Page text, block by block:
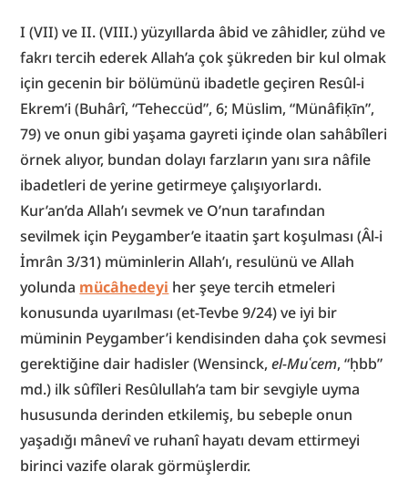
I (VII) ve II. (VIII.) yüzyıllarda âbid ve zâhidler, zühd ve
fakrı tercih ederek Allah’a çok şükreden bir kul olmak
için gecenin bir bölümünü ibadetle geçiren Resûl-i
Ekrem’i (Buhârî, “Teheccüd”, 6; Müslim, “Münâfiḳīn”,
79) ve onun gibi yaşama gayreti içinde olan sahâbîleri
örnek alıyor, bundan dolayı farzların yanı sıra nâfile
ibadetleri de yerine getirmeye çalışıyorlardı.
Kur’an’da Allah’ı sevmek ve O’nun tarafından
sevilmek için Peygamber’e itaatin şart koşulması (Âl-i
İmrân 3/31) müminlerin Allah’ı, resulünü ve Allah
yolunda mücâhedeyi her şeye tercih etmeleri
konusunda uyarılması (et-Tevbe 9/24) ve iyi bir
müminin Peygamber’i kendisinden daha çok sevmesi
gerektiğine dair hadisler (Wensinck, el-Muʿcem, “ḥbb”
md.) ilk sûfîleri Resûlullah’a tam bir sevgiyle uyma
hususunda derinden etkilemiş, bu sebeple onun
yaşadığı mânevî ve ruhanî hayatı devam ettirmeyi
birinci vazife olarak görmüşlerdir.